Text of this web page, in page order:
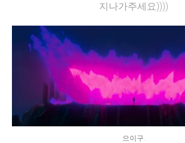
지나가주세요))))
으이구.